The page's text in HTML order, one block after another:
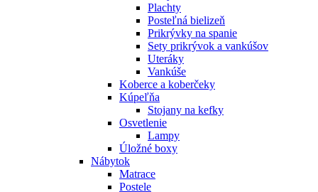
Plachty
Posteľná bielizeň
Prikrývky na spanie
Sety prikrývok a vankúšov
Uteráky
Vankúše
Koberce a koberčeky
Kúpeľňa
Stojany na kefky
Osvetlenie
Lampy
Úložné boxy
Nábytok
Matrace
Postele